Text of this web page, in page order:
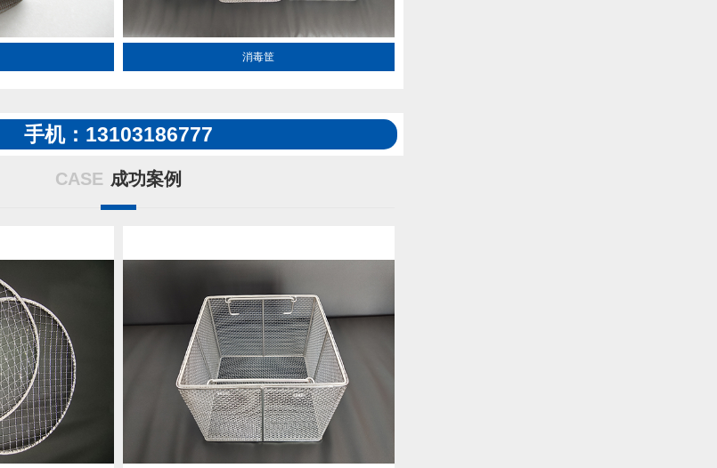
消毒筐
手机：13103186777
CASE 成功案例